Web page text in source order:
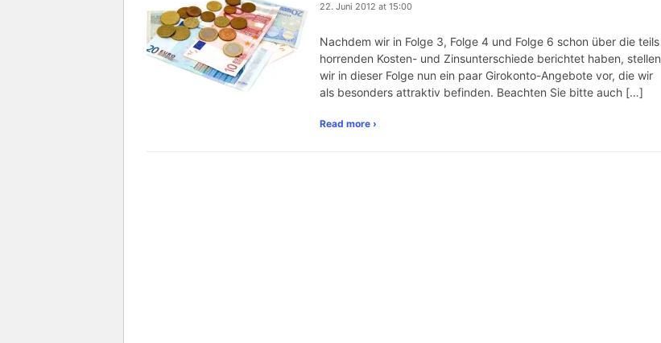
22. Juni 2012 at 15:00
Nachdem wir in Folge 3, Folge 4 und Folge 6 schon über die teils
horrenden Kosten- und Zinsunterschiede berichtet haben, stellen
wir in dieser Folge nun ein paar Girokonto-Angebote vor, die wir
als besonders attraktiv befinden. Beachten Sie bitte auch […]
Read more ›